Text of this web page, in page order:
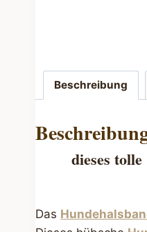
Beschreibung
dieses tolle
Das